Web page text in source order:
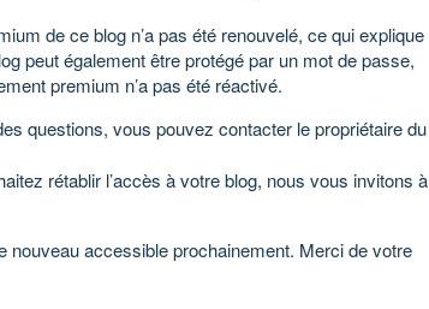
de ce blog n’a pas été renouvelé, ce qui explique
peut également être protégé par un mot de passe,
premium n’a pas été réactivé.
questions, vous pouvez contacter le propriétaire du
rétablir l’accès à votre blog, nous vous invitons à
nouveau accessible prochainement. Merci de votre